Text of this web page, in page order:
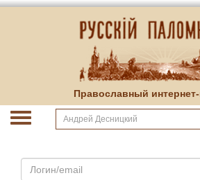
Православный интернет-
Email